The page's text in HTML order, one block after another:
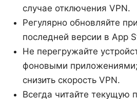
случае отключения VPN.
Регулярно обновляйте
последней версии в App
Не перегружайте
фоновыми
снизить скорость VPN.
Всегда читайте текущую